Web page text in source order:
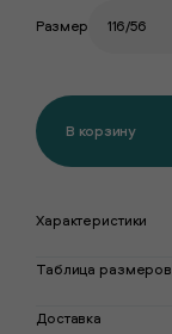
Размер 116/56
В корзину
Характеристики
Таблица размеров
Доставка